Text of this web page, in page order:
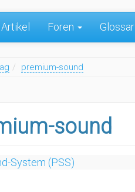
Artikel Foren Glossar
premium-sound
sound
System (PSS)